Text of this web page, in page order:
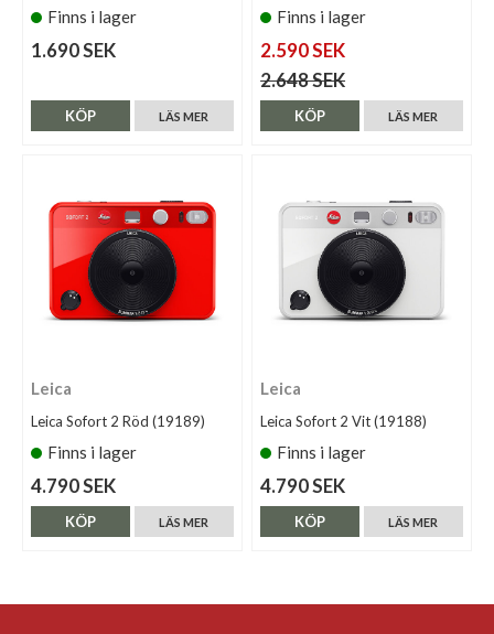
Finns i lager
1.690 SEK
LÄS MER
KÖP
Finns i lager
2.590 SEK
2.648 SEK
LÄS MER
KÖP
Leica
Leica Sofort 2 Röd (19189)
Finns i lager
4.790 SEK
LÄS MER
KÖP
Leica
Leica Sofort 2 Vit (19188)
Finns i lager
4.790 SEK
LÄS MER
KÖP